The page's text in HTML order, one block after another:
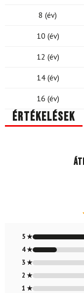
8 (év)
10 (év)
12 (év)
14 (év)
16 (év)
Értékelések
5 ★
4 ★
3 ★
2 ★
1 ★